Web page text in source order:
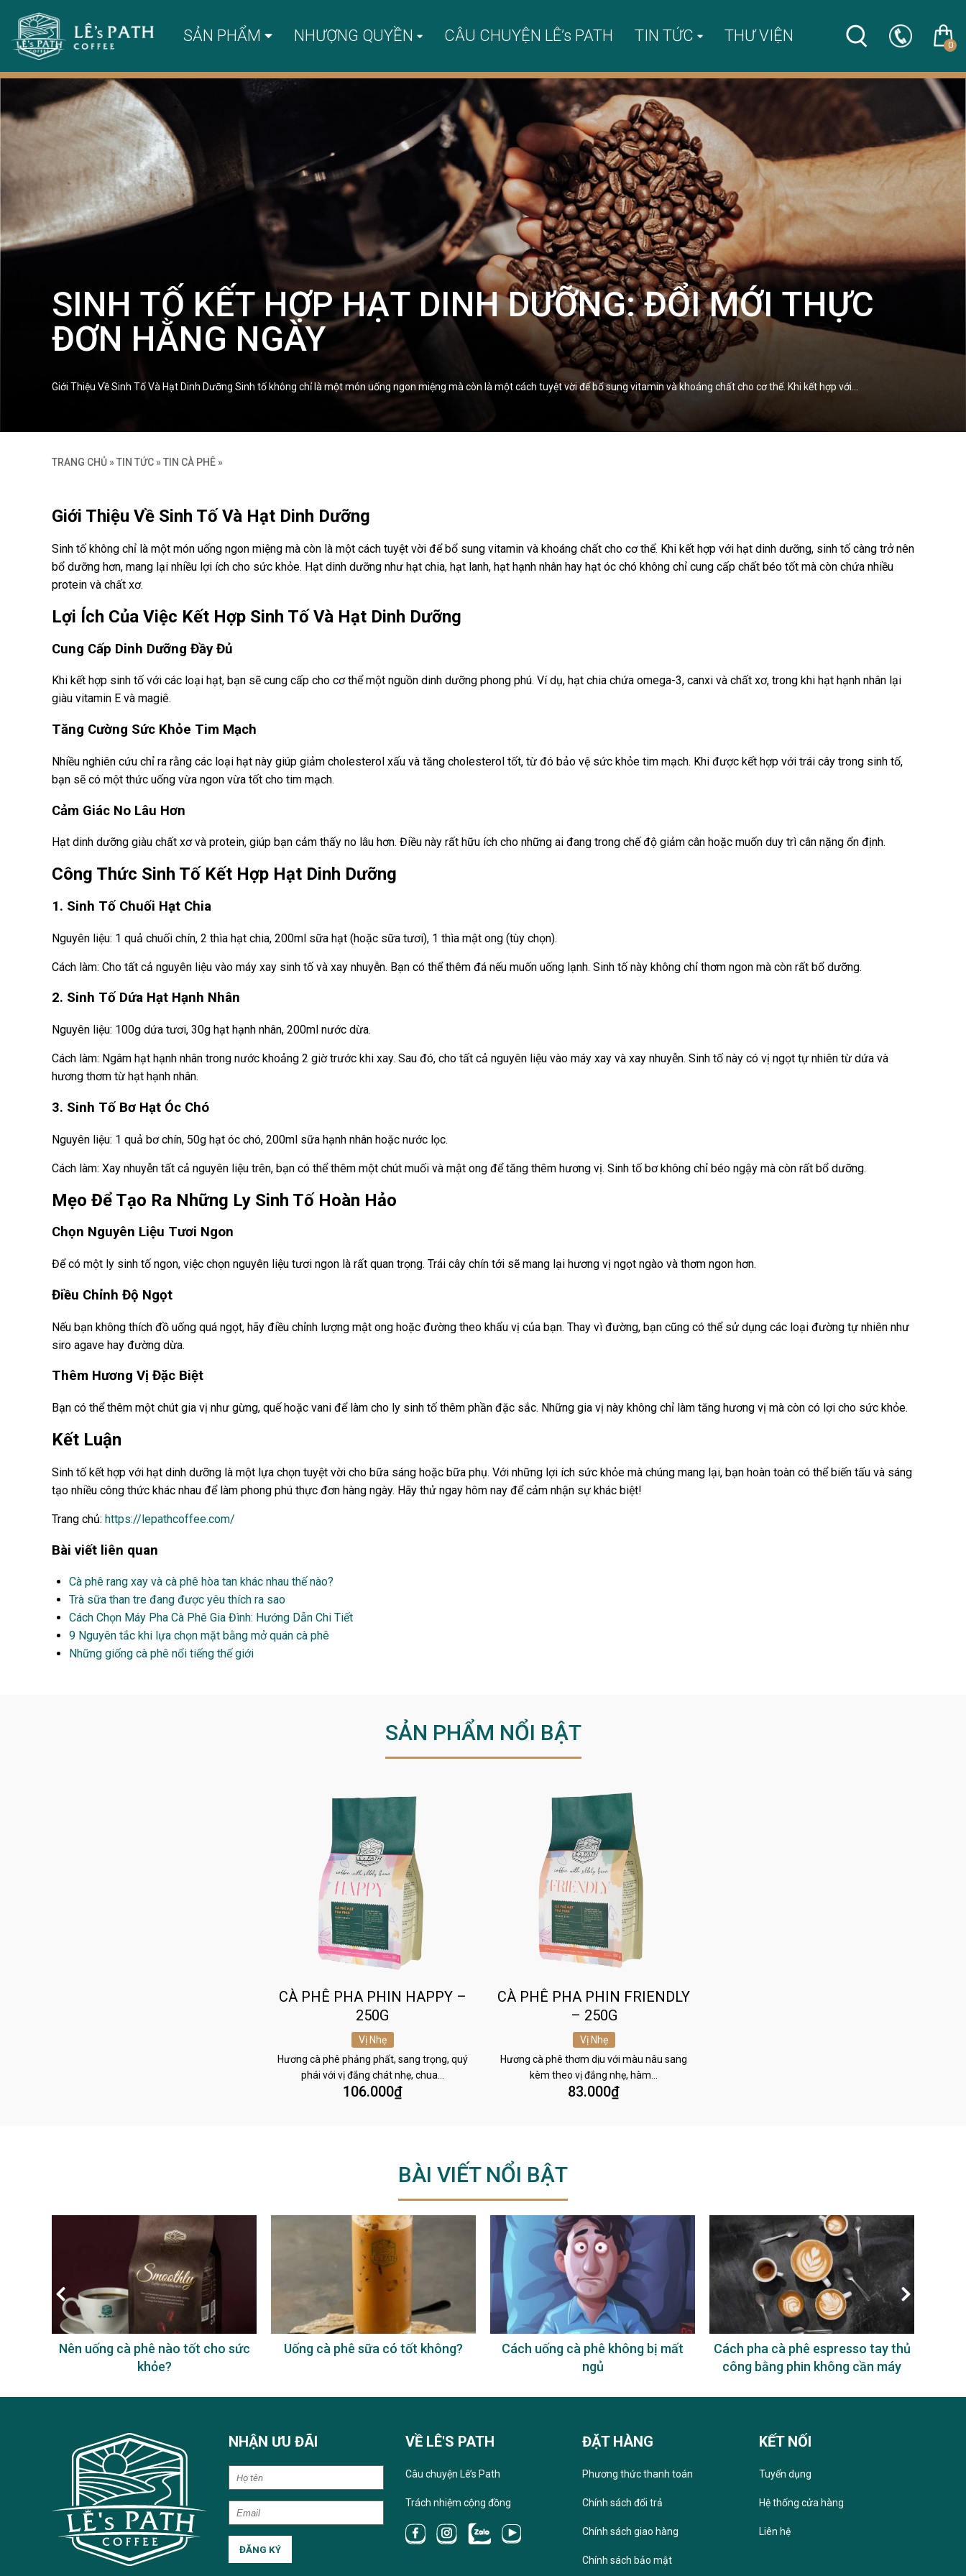
SẢN PHẨM NHƯỢNG QUYỀN CÂU CHUYỆN LÊ’s PATH TIN TỨC THƯ VIỆN 0
SINH TỐ KẾT HỢP HẠT DINH DƯỠNG: ĐỔI MỚI THỰC
ĐƠN HẰNG NGÀY
Giới Thiệu Về Sinh Tố Và Hạt Dinh Dưỡng Sinh tố không chỉ là một món uống ngon miệng mà còn là một cách tuyệt vời để bổ sung vitamin và khoáng chất cho cơ thể. Khi kết hợp với…
TRANG CHỦ » TIN TỨC » TIN CÀ PHÊ »
Giới Thiệu Về Sinh Tố Và Hạt Dinh Dưỡng
Sinh tố không chỉ là một món uống ngon miệng mà còn là một cách tuyệt vời để bổ sung vitamin và khoáng chất cho cơ thể. Khi kết hợp với hạt dinh dưỡng, sinh tố càng trở nên
bổ dưỡng hơn, mang lại nhiều lợi ích cho sức khỏe. Hạt dinh dưỡng như hạt chia, hạt lanh, hạt hạnh nhân hay hạt óc chó không chỉ cung cấp chất béo tốt mà còn chứa nhiều
protein và chất xơ.
Lợi Ích Của Việc Kết Hợp Sinh Tố Và Hạt Dinh Dưỡng
Cung Cấp Dinh Dưỡng Đầy Đủ
Khi kết hợp sinh tố với các loại hạt, bạn sẽ cung cấp cho cơ thể một nguồn dinh dưỡng phong phú. Ví dụ, hạt chia chứa omega-3, canxi và chất xơ, trong khi hạt hạnh nhân lại
giàu vitamin E và magiê.
Tăng Cường Sức Khỏe Tim Mạch
Nhiều nghiên cứu chỉ ra rằng các loại hạt này giúp giảm cholesterol xấu và tăng cholesterol tốt, từ đó bảo vệ sức khỏe tim mạch. Khi được kết hợp với trái cây trong sinh tố,
bạn sẽ có một thức uống vừa ngon vừa tốt cho tim mạch.
Cảm Giác No Lâu Hơn
Hạt dinh dưỡng giàu chất xơ và protein, giúp bạn cảm thấy no lâu hơn. Điều này rất hữu ích cho những ai đang trong chế độ giảm cân hoặc muốn duy trì cân nặng ổn định.
Công Thức Sinh Tố Kết Hợp Hạt Dinh Dưỡng
1. Sinh Tố Chuối Hạt Chia
Nguyên liệu: 1 quả chuối chín, 2 thìa hạt chia, 200ml sữa hạt (hoặc sữa tươi), 1 thìa mật ong (tùy chọn).
Cách làm: Cho tất cả nguyên liệu vào máy xay sinh tố và xay nhuyễn. Bạn có thể thêm đá nếu muốn uống lạnh. Sinh tố này không chỉ thơm ngon mà còn rất bổ dưỡng.
2. Sinh Tố Dứa Hạt Hạnh Nhân
Nguyên liệu: 100g dứa tươi, 30g hạt hạnh nhân, 200ml nước dừa.
Cách làm: Ngâm hạt hạnh nhân trong nước khoảng 2 giờ trước khi xay. Sau đó, cho tất cả nguyên liệu vào máy xay và xay nhuyễn. Sinh tố này có vị ngọt tự nhiên từ dứa và
hương thơm từ hạt hạnh nhân.
3. Sinh Tố Bơ Hạt Óc Chó
Nguyên liệu: 1 quả bơ chín, 50g hạt óc chó, 200ml sữa hạnh nhân hoặc nước lọc.
Cách làm: Xay nhuyễn tất cả nguyên liệu trên, bạn có thể thêm một chút muối và mật ong để tăng thêm hương vị. Sinh tố bơ không chỉ béo ngậy mà còn rất bổ dưỡng.
Mẹo Để Tạo Ra Những Ly Sinh Tố Hoàn Hảo
Chọn Nguyên Liệu Tươi Ngon
Để có một ly sinh tố ngon, việc chọn nguyên liệu tươi ngon là rất quan trọng. Trái cây chín tới sẽ mang lại hương vị ngọt ngào và thơm ngon hơn.
Điều Chỉnh Độ Ngọt
Nếu bạn không thích đồ uống quá ngọt, hãy điều chỉnh lượng mật ong hoặc đường theo khẩu vị của bạn. Thay vì đường, bạn cũng có thể sử dụng các loại đường tự nhiên như
siro agave hay đường dừa.
Thêm Hương Vị Đặc Biệt
Bạn có thể thêm một chút gia vị như gừng, quế hoặc vani để làm cho ly sinh tố thêm phần đặc sắc. Những gia vị này không chỉ làm tăng hương vị mà còn có lợi cho sức khỏe.
Kết Luận
Sinh tố kết hợp với hạt dinh dưỡng là một lựa chọn tuyệt vời cho bữa sáng hoặc bữa phụ. Với những lợi ích sức khỏe mà chúng mang lại, bạn hoàn toàn có thể biến tấu và sáng
tạo nhiều công thức khác nhau để làm phong phú thực đơn hàng ngày. Hãy thử ngay hôm nay để cảm nhận sự khác biệt!
Trang chủ: https://lepathcoffee.com/
Bài viết liên quan
Cà phê rang xay và cà phê hòa tan khác nhau thế nào?
Trà sữa than tre đang được yêu thích ra sao
Cách Chọn Máy Pha Cà Phê Gia Đình: Hướng Dẫn Chi Tiết
9 Nguyên tắc khi lựa chọn mặt bằng mở quán cà phê
Những giống cà phê nổi tiếng thế giới
SẢN PHẨM NỔI BẬT
CÀ PHÊ PHA PHIN HAPPY –
250G
Vị Nhẹ
Hương cà phê phảng phất, sang trọng, quý
phái với vị đắng chát nhẹ, chua…
106.000₫
CÀ PHÊ PHA PHIN FRIENDLY
– 250G
Vị Nhẹ
Hương cà phê thơm dịu với màu nâu sang
kèm theo vị đắng nhẹ, hàm…
83.000₫
BÀI VIẾT NỔI BẬT
Nên uống cà phê nào tốt cho sức
khỏe?
Uống cà phê sữa có tốt không?
Cách uống cà phê không bị mất
ngủ
Cách pha cà phê espresso tay thủ
công bằng phin không cần máy
NHẬN ƯU ĐÃI VỀ LÊ'S PATH
Câu chuyện Lê’s Path
Trách nhiệm cộng đồng
ĐẶT HÀNG
Phương thức thanh toán
Chính sách đổi trả
Chính sách giao hàng
Chính sách bảo mật
KẾT NỐI
Tuyển dụng
Hệ thống cửa hàng
Liên hệ